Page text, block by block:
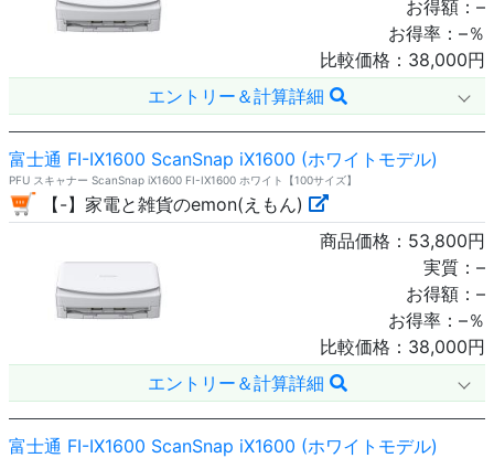
お得額： –
お得率： –％
比較価格： 38,000円
エントリー＆計算詳細
富士通 FI-IX1600 ScanSnap iX1600 (ホワイトモデル)
PFU スキャナー ScanSnap iX1600 FI-IX1600 ホワイト【100サイズ】
【-】家電と雑貨のemon(えもん)
商品価格： 53,800円
実質： –
お得額： –
お得率： –％
比較価格： 38,000円
エントリー＆計算詳細
富士通 FI-IX1600 ScanSnap iX1600 (ホワイトモデル)